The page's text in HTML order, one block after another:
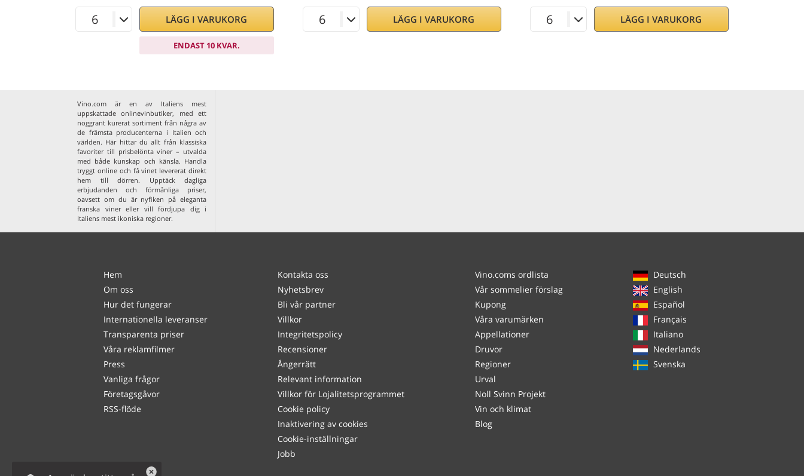
LÄGG I VARUKORG
ENDAST 10 KVAR.
LÄGG I VARUKORG LÄGG I VARUKORG
Vino.com är en av Italiens mest
uppskattade onlinevinbutiker, med ett
noggrant kurerat sortiment från några av
de främsta producenterna i Italien och
världen. Här hittar du allt från klassiska
favoriter till prisbelönta viner – utvalda
med både kunskap och känsla. Handla
tryggt online och få vinet levererat direkt
hem till dörren. Upptäck dagliga
erbjudanden och förmånliga priser,
oavsett om du är nyfiken på eleganta
franska vinereller vill fördjupa dig i
Italiens mest ikoniska regioner.
Hem
Om oss
Hur det fungerar
Internationella leveranser
Transparenta priser
Våra reklamfilmer
Press
Vanliga frågor
Företagsgåvor
RSS-flöde
Kontakta oss
Nyhetsbrev
Bli vår partner
Villkor
Integritetspolicy
Recensioner
Ångerrätt
Relevant information
Villkor för Lojalitetsprogrammet
Cookie policy
Inaktivering av cookies
Cookie-inställningar
Jobb
Vino.coms ordlista
Vår sommelier förslag
Kupong
Våra varumärken
Appellationer
Druvor
Regioner
Urval
Noll Svinn Projekt
Vin och klimat
Blog
Deutsch
English
Español
Français
Italiano
Nederlands
Svenska